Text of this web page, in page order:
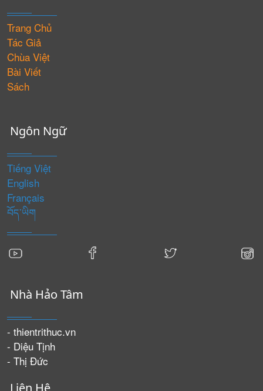
Trang Chủ
Tác Giả
Chùa Việt
Bài Viết
Sách
Ngôn Ngữ
Tiếng Việt
English
Français
བོད་ཡིག
Nhà Hảo Tâm
- thientrithuc.vn
- Diệu Tịnh
- Thị Đức
Liên Hệ